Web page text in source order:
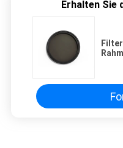
Erhalten Sie